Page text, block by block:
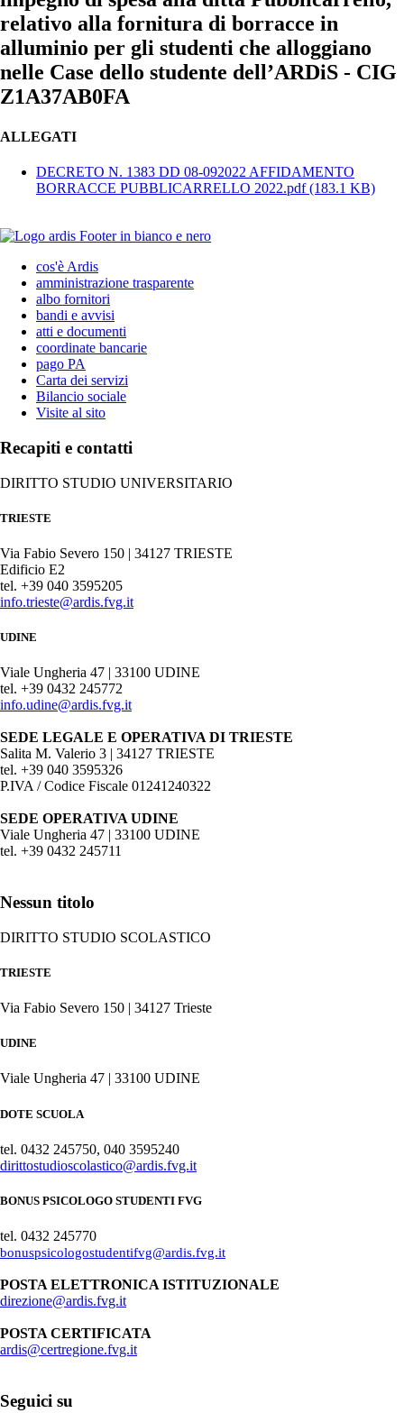
relativo alla fornitura di borracce in
alluminio per gli studenti che alloggiano
nelle Case dello studente dell’ARDiS - CIG
Z1A37AB0FA
ALLEGATI
DECRETO N. 1383 DD 08-092022 AFFIDAMENTO
BORRACCE PUBBLICARRELLO 2022.pdf(183.1 KB)
cos'è Ardis
amministrazione trasparente
albo fornitori
bandi e avvisi
atti e documenti
coordinate bancarie
pago PA
Carta dei servizi
Bilancio sociale
Visite al sito
Recapiti e contatti
DIRITTO STUDIO UNIVERSITARIO
TRIESTE
Via Fabio Severo 150 | 34127 TRIESTE
Edificio E2
tel. +39 040 3595205
info.trieste@ardis.fvg.it
UDINE
Viale Ungheria 47 | 33100 UDINE
tel. +39 0432 245772
info.udine@ardis.fvg.it
SEDE LEGALE E OPERATIVA DI TRIESTE
Salita M. Valerio 3 | 34127 TRIESTE
tel. +39 040 3595326
P.IVA / Codice Fiscale 01241240322
SEDE OPERATIVA UDINE
Viale Ungheria 47 | 33100 UDINE
tel. +39 0432 245711
Nessun titolo
DIRITTO STUDIO SCOLASTICO
TRIESTE
Via Fabio Severo 150 | 34127 Trieste
UDINE
Viale Ungheria 47 | 33100 UDINE
DOTE SCUOLA
tel. 0432 245750, 040 3595240
dirittostudioscolastico@ardis.fvg.it
BONUS PSICOLOGO STUDENTI FVG
tel. 0432 245770
bonuspsicologostudentifvg@ardis.fvg.it
POSTA ELETTRONICA ISTITUZIONALE
direzione@ardis.fvg.it
POSTA CERTIFICATA
ardis@certregione.fvg.it
Seguici su